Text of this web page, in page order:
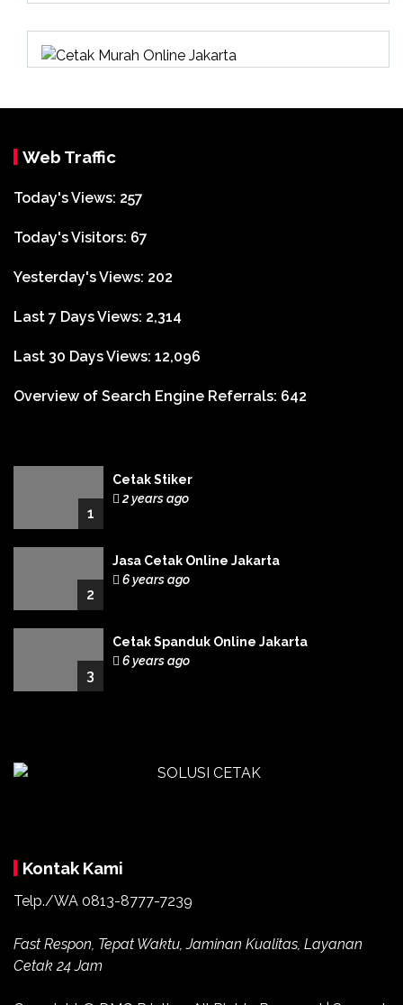
Web Traffic
Today's Views: 257
Today's Visitors: 67
Yesterday's Views: 202
Last 7 Days Views: 2,314
Last 30 Days Views: 12,096
Overview of Search Engine Referrals: 642
1
Cetak Stiker
2 years ago
2
Jasa Cetak Online Jakarta
6 years ago
3
Cetak Spanduk Online Jakarta
6 years ago
Kontak Kami
Telp./WA 0813-8777-7239
Fast Respon, Tepat Waktu, Jaminan Kualitas, Layanan
Cetak 24 Jam